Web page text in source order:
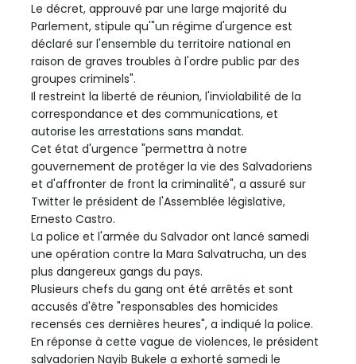
Le décret, approuvé par une large majorité du
Parlement, stipule qu'"un régime d'urgence est
déclaré sur l'ensemble du territoire national en
raison de graves troubles à l'ordre public par des
groupes criminels".
Il restreint la liberté de réunion, l'inviolabilité de la
correspondance et des communications, et
autorise les arrestations sans mandat.
Cet état d'urgence "permettra à notre
gouvernement de protéger la vie des Salvadoriens
et d'affronter de front la criminalité", a assuré sur
Twitter le président de l'Assemblée législative,
Ernesto Castro.
La police et l'armée du Salvador ont lancé samedi
une opération contre la Mara Salvatrucha, un des
plus dangereux gangs du pays.
Plusieurs chefs du gang ont été arrêtés et sont
accusés d'être "responsables des homicides
recensés ces dernières heures", a indiqué la police.
En réponse à cette vague de violences, le président
salvadorien Nayib Bukele a exhorté samedi le